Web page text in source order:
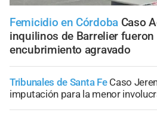
Femicidio en Córdoba Caso
inquilinos de Barrelier
encubrimiento agravado
Tribunales de Santa Fe Caso
imputación para la menor